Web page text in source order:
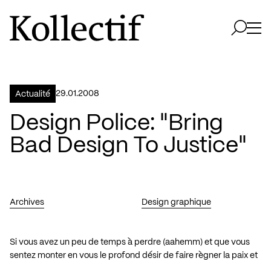
Aller à la page d'accueil
Logo Kollectif
Actualité 29.01.2008
Design Police: "Bring
Bad Design To Justice"
Archives Design graphique
Si vous avez un peu de temps à perdre (aahemm) et que vous
sentez monter en vous le profond désir de faire règner la paix et